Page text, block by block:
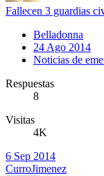
Fallecen 3 guardias
Belladonna
24 Ago 2014
Noticias de
Respuestas
8
Visitas
4K
6 Sep 2014
CurroJimenez